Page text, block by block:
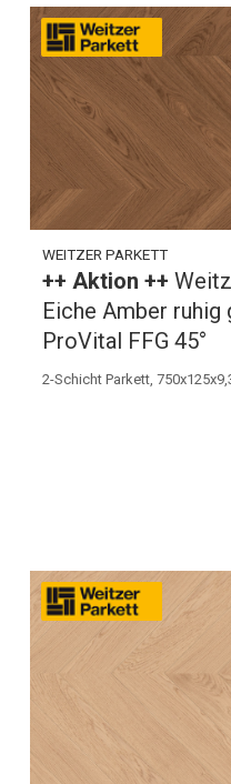
WEITZER PARKETT
++ Aktion ++
Eiche Amber
ProVital FFG 45°
2-Schicht Parkett,